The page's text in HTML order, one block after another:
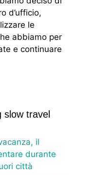
d’ufficio,
le
abbiamo per
e continuare
slow travel
il
durante
città